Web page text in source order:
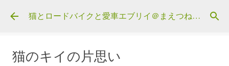
スキップしてメイン コンテンツに移動
猫のキイの片思い